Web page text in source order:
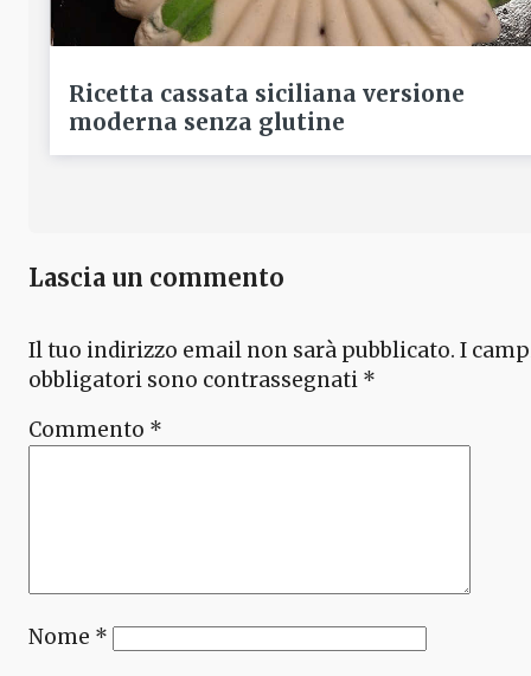
Ricetta cassata siciliana versione
moderna senza glutine
Lascia un commento
Il tuo indirizzo email non sarà pubblicato. I
obbligatori sono contrassegnati *
Commento *
Nome *